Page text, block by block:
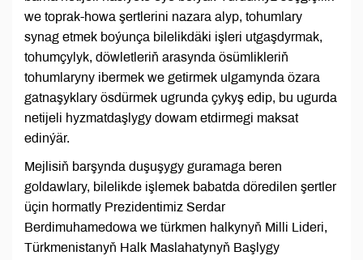
we toprak-howa şertlerini nazara alyp, tohumlary
synag etmek boýunça bilelikdäki işleri utgaşdyrmak,
tohumçylyk, döwletleriň arasynda ösümlikleriň
tohumlaryny ibermek we getirmek ulgamynda özara
gatnaşyklary ösdürmek ugrunda çykyş edip, bu ugurda
netijeli hyzmatdaşlygy dowam etdirmegi maksat
edinýär.
Mejlisiň barşynda duşuşygy guramaga beren
goldawlary, bilelikde işlemek babatda döredilen şertler
üçin hormatly Prezidentimiz Serdar
Berdimuhamedowa we türkmen halkynyň Milli Lideri,
Türkmenistanyň Halk Maslahatynyň Başlygy